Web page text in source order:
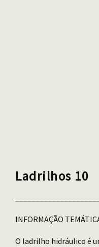
Ladrilhos 10
INFORMAÇÃO
O ladrilho hidráulico é